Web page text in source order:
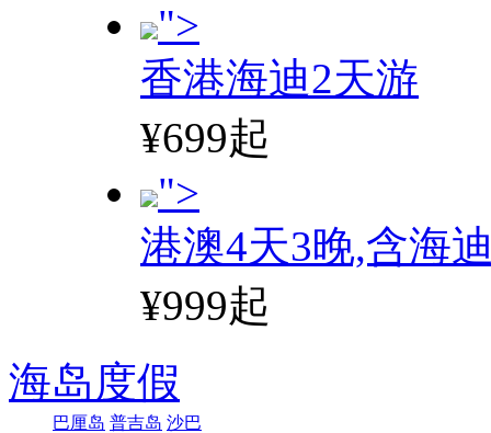
">
香港海迪2天游
¥699起
">
港澳4天3晚,含海
¥999起
海岛度假
巴厘岛 普吉岛 沙巴